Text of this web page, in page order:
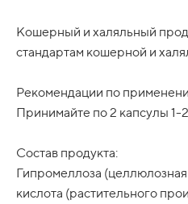
Кошерный и халяльный
стандартам кошерной и
Рекомендации по
Принимайте по 2 капсулы 1-
Состав продукта:
Гипромеллоза (целлюлозная
кислота (растительного